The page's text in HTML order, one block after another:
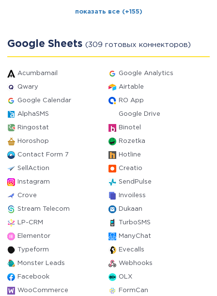
показать все (+155)
Google Sheets (309 готовых коннекторов)
Acumbamail Google Analytics
Qwary Airtable
Google Calendar RO App
AlphaSMS Google Drive
Ringostat Binotel
Horoshop Rozetka
Contact Form 7 Hotline
SellAction Creatio
Instagram SendPulse
Crove Invoiless
Stream Telecom Dukaan
LP-CRM TurboSMS
Elementor ManyChat
Typeform Evecalls
Monster Leads Webhooks
Facebook OLX
WooCommerce FormCan